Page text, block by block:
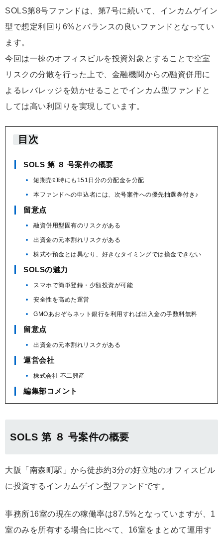
SOLS第8号ファンドは、第7号に続いて、インカムゲイン
型で想定利回り6%とバランスの良いファンドとなってい
ます。
今回は一棟のオフィスビルを投資対象とすることで空室
リスクの分散を行った上で、金融機関からの融資併用に
よるレバレッジを効かせることでインカム型ファンドと
しては高い利回りを実現しています。
目次
SOLS 第 ８ 号案件の概要
短期売却時にも151日分の分配金を分配
本ファンドへの申込者には、次号案件への優先抽選券付き♪
留意点
融資併用型固有のリスクがある
出資金の元本割れリスクがある
株式や預金とは異なり、好きなタイミングでは換金できない
SOLSの魅力
スマホで簡単登録・少額投資が可能
安全性を高めた運営
GMOあおぞらネット銀行を利用すれば出入金の手数料無料
留意点
出資金の元本割れリスクがある
運営会社
株式会社 不二興産
編集部コメント
SOLS 第 ８ 号案件の概要
大阪「南森町駅」から徒歩約3分の好立地のオフィスビル
に投資するインカムゲイン型ファンドです。
事務所16室の現在の稼働率は87.5%となっていますが、1
室のみを所有する場合に比べて、16室をまとめて運用す